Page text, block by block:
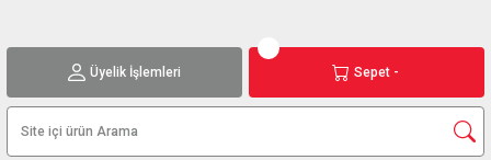
Üyelik İşlemleri Sepet -